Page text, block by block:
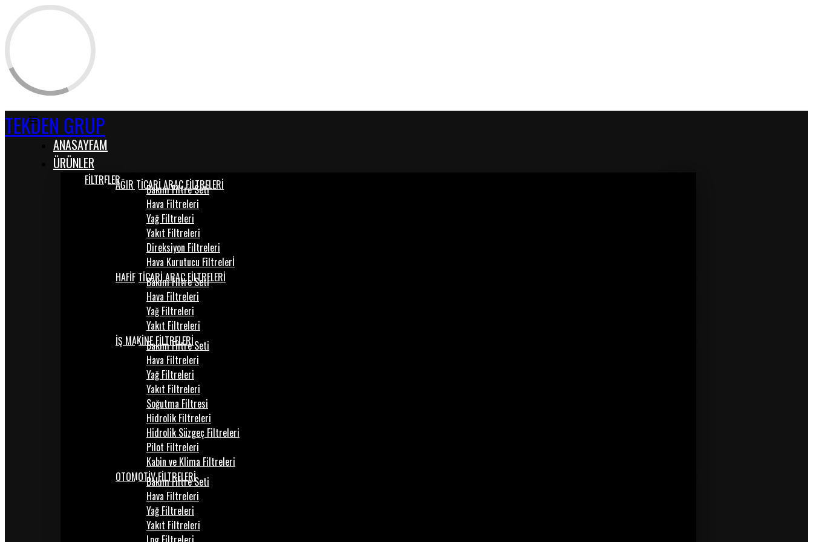
TEKDEN GRUP
ANASAYFAM
ÜRÜNLER
FİLTRELERAĞIR TİCARİ ARAÇ FİLTRELERİ
Bakım Filtre Seti
Hava Filtreleri
Yağ Filtreleri
Yakıt Filtreleri
Direksiyon Filtreleri
Hava Kurutucu Filtrelerİ
HAFİF TİCARİ ARAÇ FİLTRELERİ
Bakım Filtre Seti
Hava Filtreleri
Yağ Filtreleri
Yakıt Filtreleri
İŞ MAKİNE FİLTRELERİ
Bakım Filtre Seti
Hava Filtreleri
Yağ Filtreleri
Yakıt Filtreleri
Soğutma Filtresi
Hidrolik Filtreleri
Hidrolik Süzgeç Filtreleri
Pilot Filtreleri
Kabin ve Klima Filtreleri
OTOMOTİV FİLTRELERİ
Bakım Filtre Seti
Hava Filtreleri
Yağ Filtreleri
Yakıt Filtreleri